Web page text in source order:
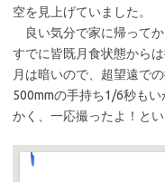
空を見上げていました。
良い気分で家に帰ってか
すでに皆既月食状態から
月は暗いので、超望遠で
500mmの手持ち1/6秒も
かく、一応撮ったよ！とい